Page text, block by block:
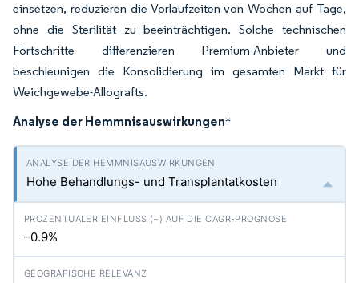
einsetzen, reduzieren die Vorlaufzeiten von Wochen auf Tage,
ohne die Sterilität zu beeinträchtigen. Solche technischen
Fortschritte differenzieren Premium-Anbieter und
beschleunigen die Konsolidierung im gesamten Markt für
Weichgewebe-Allografts.
Analyse der Hemmnisauswirkungen*
Hohe Behandlungs- und Transplantatkosten
–0.9%